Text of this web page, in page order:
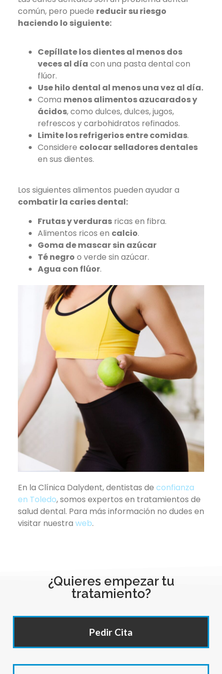
común, pero puede reducir su riesgo
haciendo lo siguiente:
Cepíllate los dientes al menos dos
veces al día con una pasta dental con
flúor.
Use hilo dental al menos una vez al día.
Coma menos alimentos azucarados y
ácidos, como dulces, dulces, jugos,
refrescos y carbohidratos refinados.
Limite los refrigerios entre comidas.
Considere colocar selladores dentales
en sus dientes.
Los siguientes alimentos pueden ayudar a
combatir la caries dental:
Frutas y verduras ricas en fibra.
Alimentos ricos en calcio.
Goma de mascar sin azúcar
Té negro o verde sin azúcar.
Agua con flúor.
En la Clínica Dalydent, dentistas de confianza
en Toledo, somos expertos en tratamientos de
salud dental. Para más información no dudes en
visitar nuestra web.
¿Quieres empezar tu
tratamiento?
Pedir Cita